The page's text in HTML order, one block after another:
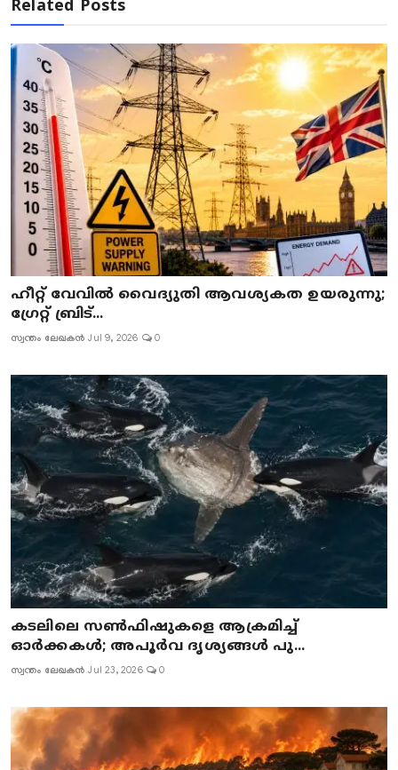
Related Posts
ഹീറ്റ് വേവിൽ വൈദ്യുതി ആവശ്യകത ഉയരുന്നു;
ഗ്രേറ്റ് ബ്രിട്...
സ്വന്തം ലേഖകൻ Jul 9, 2026 0
കടലിലെ സൺഫിഷുകളെ ആക്രമിച്ച്
ഓർക്കകൾ; അപൂർവ ദൃശ്യങ്ങൾ പു...
സ്വന്തം ലേഖകൻ Jul 23, 2026 0